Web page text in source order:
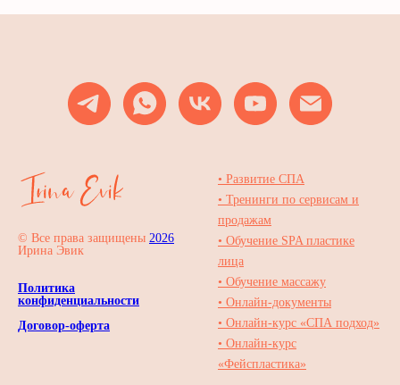
© Все права защищены 2026
Ирина Эвик
Политика
конфиденциальности
Договор-оферта
• Развитие СПА
• Тренинги по сервисам и
продажам
• Обучение SPA пластике
лица
• Обучение массажу
• Онлайн-документы
• Онлайн-курс «СПА подход»
• Онлайн-курс
«Фейспластика»